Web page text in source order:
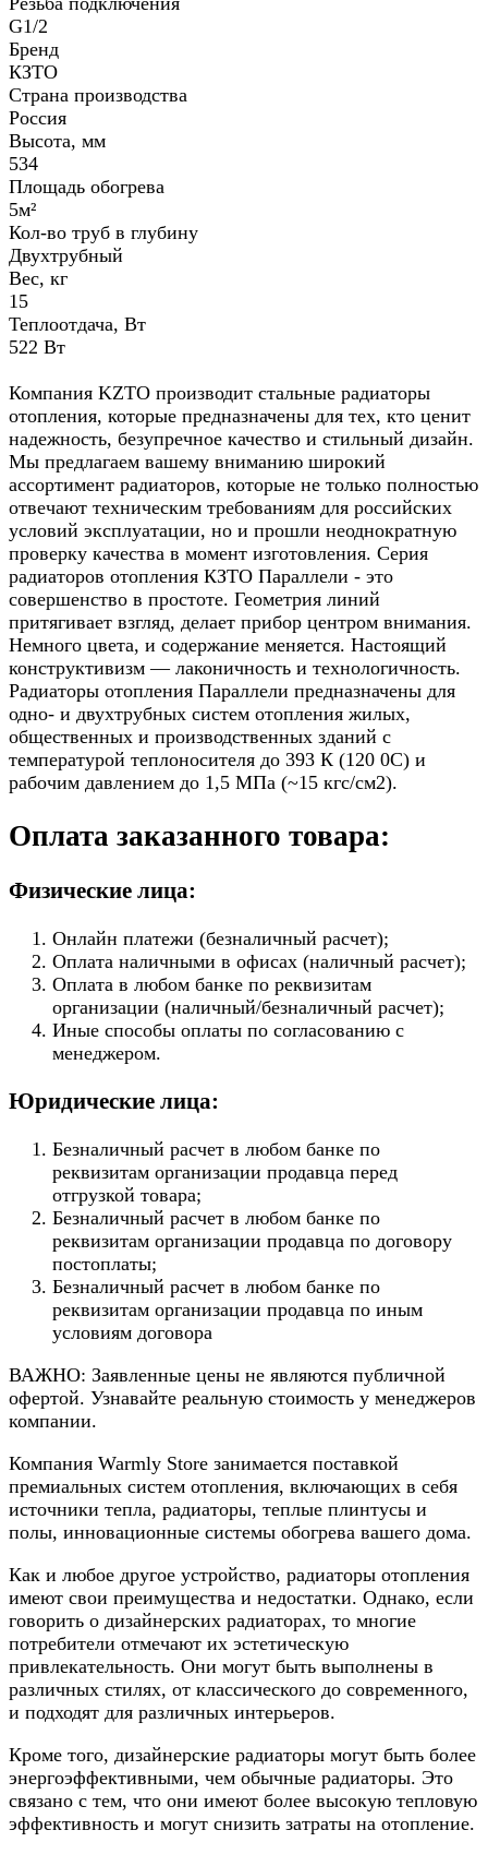
G1/2
Бренд
КЗТО
Страна производства
Россия
Высота, мм
534
Площадь обогрева
5м²
Кол-во труб в глубину
Двухтрубный
Вес, кг
15
Теплоотдача, Вт
522 Вт
Компания KZTO производит стальные радиаторы
отопления, которые предназначены для тех, кто ценит
надежность, безупречное качество и стильный дизайн.
Мы предлагаем вашему вниманию широкий
ассортимент радиаторов, которые не только полностью
отвечают техническим требованиям для российских
условий эксплуатации, но и прошли неоднократную
проверку качества в момент изготовления. Серия
радиаторов отопления КЗТО Параллели - это
совершенство в простоте. Геометрия линий
притягивает взгляд, делает прибор центром внимания.
Немного цвета, и содержание меняется. Настоящий
конструктивизм — лаконичность и технологичность.
Радиаторы отопления Параллели предназначены для
одно- и двухтрубных систем отопления жилых,
общественных и производственных зданий с
температурой теплоносителя до 393 К (120 0С) и
рабочим давлением до 1,5 МПа (~15 кгс/см2).
Оплата заказанного товара:
Физические лица:
Онлайн платежи (безналичный расчет);
Оплата наличными в офисах (наличный расчет);
Оплата в любом банке по реквизитам
организации (наличный/безналичный расчет);
Иные способы оплаты по согласованию с
менеджером.
Юридические лица:
Безналичный расчет в любом банке по
реквизитам организации продавца перед
отгрузкой товара;
Безналичный расчет в любом банке по
реквизитам организации продавца по договору
постоплаты;
Безналичный расчет в любом банке по
реквизитам организации продавца по иным
условиям договора
ВАЖНО: Заявленные цены не являются публичной
офертой. Узнавайте реальную стоимость у менеджеров
компании.
Компания Warmly Store занимается поставкой
премиальных систем отопления, включающих в себя
источники тепла, радиаторы, теплые плинтусы и
полы, инновационные системы обогрева вашего дома.
Как и любое другое устройство, радиаторы отопления
имеют свои преимущества и недостатки. Однако, если
говорить о дизайнерских радиаторах, то многие
потребители отмечают их эстетическую
привлекательность. Они могут быть выполнены в
различных стилях, от классического до современного,
и подходят для различных интерьеров.
Кроме того, дизайнерские радиаторы могут быть более
энергоэффективными, чем обычные радиаторы. Это
связано с тем, что они имеют более высокую тепловую
эффективность и могут снизить затраты на отопление.